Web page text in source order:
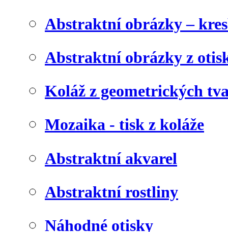
Abstraktní obrázky –
Abstraktní obrázky z
Koláž z geometrických
Mozaika - tisk z koláže
Abstraktní akvarel
Abstraktní rostliny
Náhodné otisky